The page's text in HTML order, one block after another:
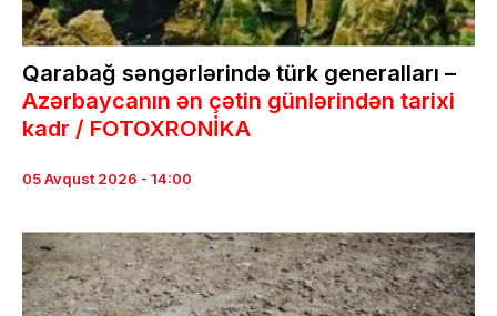
Qarabağ səngərlərində türk generalları –
Azərbaycanın ən çətin günlərindən tarixi
kadr / FOTOXRONİKA
05 Avqust 2026 - 14:00